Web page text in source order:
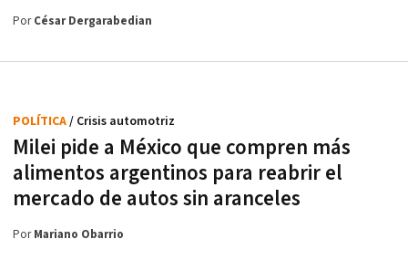
PorCésar Dergarabedian
Milei pide a México que compren más
alimentos argentinos para reabrir el
mercado de autos sin aranceles
POLÍTICA/ Crisis automotriz
PorMariano Obarrio